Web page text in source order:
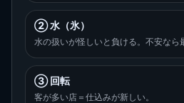
② 水（氷）
水の扱いが怪しいと負ける。不安なら
③ 回転
客が多い店＝仕込みが新しい。